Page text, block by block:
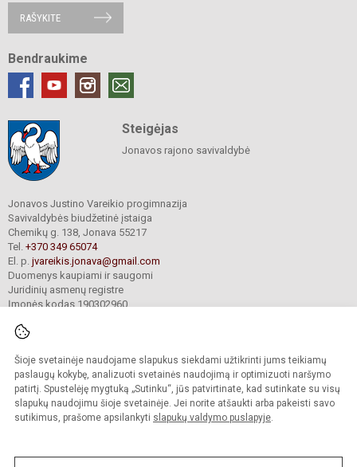
Šioje svetainėje naudojame slapukus siekdami užtikrinti jums teikiamų
paslaugų kokybę, analizuoti svetainės naudojimą ir optimizuoti naršymo
patirtį. Spustelėję mygtuką „Sutinku“, jūs patvirtinate, kad sutinkate su visų
slapukų naudojimu šioje svetainėje. Jei norite atšaukti arba pakeisti savo
sutikimus, prašome apsilankyti slapukų valdymo puslapyje.
RAŠYKITE
Bendraukime
Steigėjas
Jonavos rajono savivaldybė
Jonavos Justino Vareikio progimnazija
Savivaldybės biudžetinė įstaiga
Chemikų g. 138, Jonava 55217
Tel. +370 349 65074
El. p. jvareikis.jonava@gmail.com
Duomenys kaupiami ir saugomi
Juridinių asmenų registre
Įmonės kodas 190302960
© 2024. Jonavos Justino Vareikio progimnazija. Visos teisės saugomos.
Kopijuoti turinį be raštiško įstaigos administracijos sutikimo griežtai draudžiama.
Prieinamumo paraiška Slapukų valdymas
Sumanus būdas atnaujinti